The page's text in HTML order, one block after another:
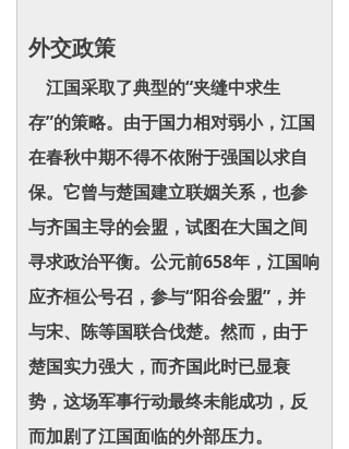
外交政策
江国采取了典型的“夹缝中求生
存”的策略。由于国力相对弱小，江国
在春秋中期不得不依附于强国以求自
保。它曾与楚国建立联姻关系，也参
与齐国主导的会盟，试图在大国之间
寻求政治平衡。公元前658年，江国响
应齐桓公号召，参与“阳谷会盟”，并
与宋、陈等国联合伐楚。然而，由于
楚国实力强大，而齐国此时已显衰
势，这场军事行动最终未能成功，反
而加剧了江国面临的外部压力。